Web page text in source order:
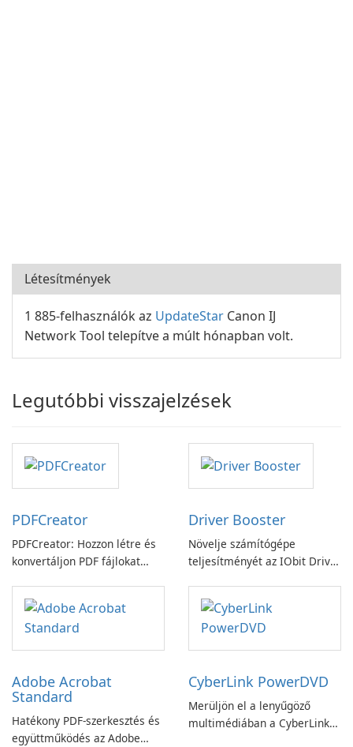
Létesítmények
1 885-felhasználók az UpdateStar Canon IJ
Network Tool telepítve a múlt hónapban volt.
Legutóbbi visszajelzések
PDFCreator
PDFCreator: Hozzon létre és
konvertáljon PDF fájlokat
Driver Booster
Növelje számítógépe
teljesítményét az IObit Driver
Adobe Acrobat
Standard
Hatékony PDF-szerkesztés és
együttműködés az Adobe
CyberLink PowerDVD
Merüljön el a lenyűgöző
multimédiában a CyberLink